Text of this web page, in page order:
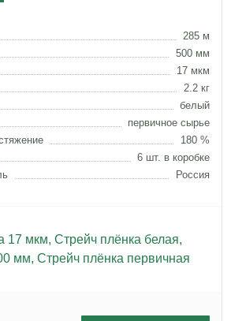
285 м
500 мм
17 мкм
2.2 кг
белый
первичное сырье
180 %
6 шт. в коробке
Россия
17 мкм, Стрейч плёнка белая,
мм, Стрейч плёнка первичная